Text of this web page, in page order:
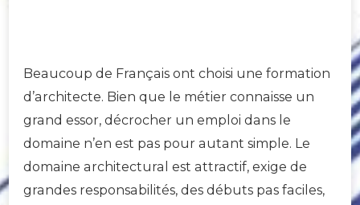
Beaucoup de Français ont choisi une formation
d’architecte. Bien que le métier connaisse un
grand essor, décrocher un emploi dans le
domaine n’en est pas pour autant simple. Le
domaine architectural est attractif, exige de
grandes responsabilités, des débuts pas faciles,